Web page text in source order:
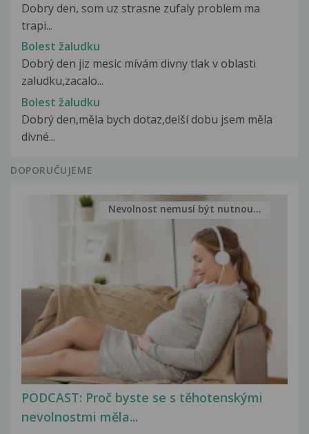
Dobry den, som uz strasne zufaly problem ma
trapi...
Bolest žaludku
Dobrý den jiz mesic mívám divny tlak v oblasti
zaludku,zacalo...
Bolest žaludku
Dobrý den,měla bych dotaz,delší dobu jsem měla
divné...
DOPORUČUJEME
PODCAST: Proč byste se s těhotenskými
nevolnostmi měla...
Nevolnost nemusí být nutnou...